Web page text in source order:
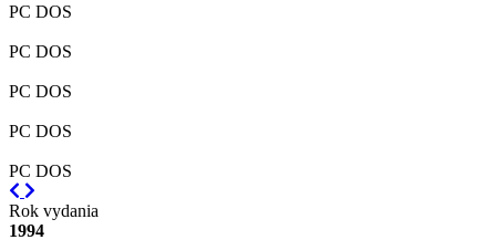
PC DOS
PC DOS
PC DOS
PC DOS
PC DOS
Previous
Rok vydania
1994